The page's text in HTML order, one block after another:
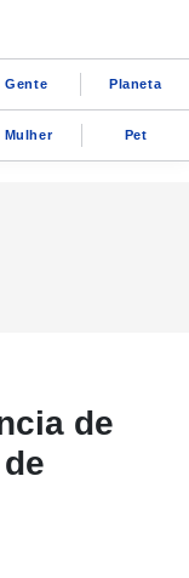
Gente Planeta
Mulher Pet
de